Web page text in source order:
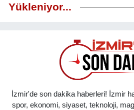
Yükleniyor...
İzmir'de son dakika haberleri! İzmir
spor, ekonomi, siyaset, teknoloji,